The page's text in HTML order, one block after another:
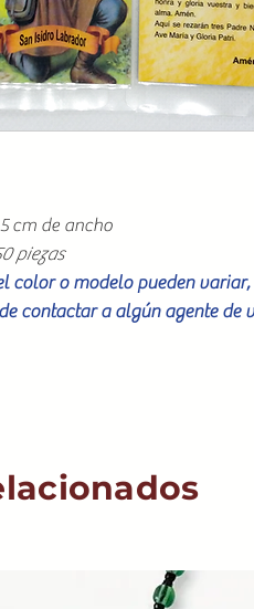
cm de ancho
piezas
color o modelo pueden
contactar a algún agente de